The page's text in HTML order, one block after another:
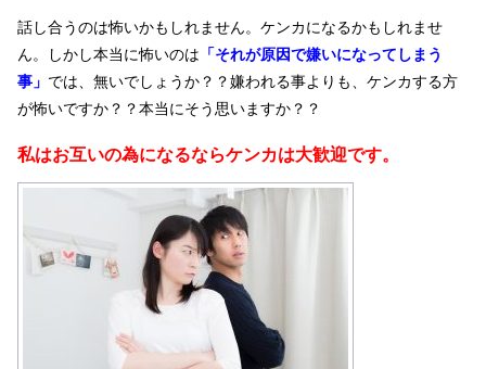
話し合うのは怖いかもしれません。ケンカになるかもしれませ
ん。しかし本当に怖いのは 「それが原因で嫌いになってしまう
事」 では、無いでしょうか？？嫌われる事よりも、ケンカする方
が怖いですか？？本当にそう思いますか？？
私はお互いの為になるならケンカは大歓迎です。